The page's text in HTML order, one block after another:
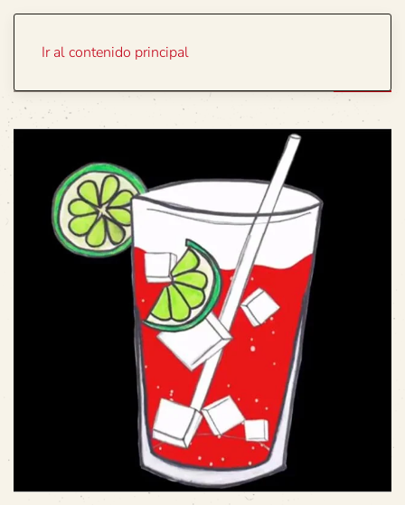
Ir al contenido principal